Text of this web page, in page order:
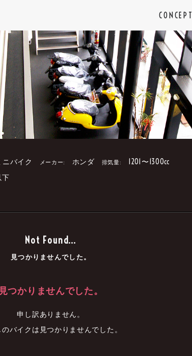
CONCEPT
ニバイク メーカー: ホンダ 排気量: 1201〜1300cc
下
Not Found...
見つかりませんでした。
見つかりませんでした。
申し訳ありません。
バイクは見つかりませんでした。
中古車